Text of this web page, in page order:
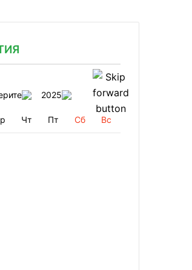
2025
Чт Пт Сб Вс